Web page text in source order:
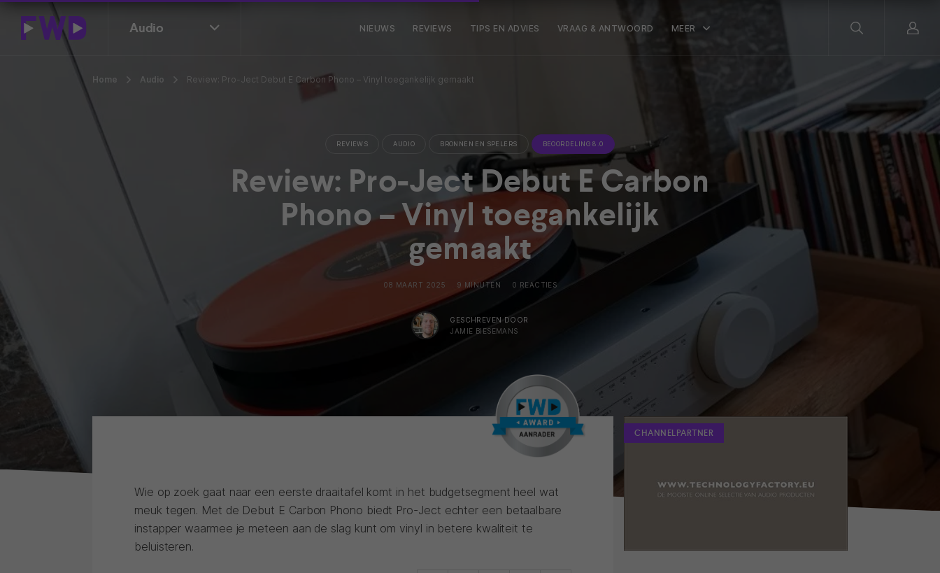
Audio NIEUWS REVIEWS TIPS EN ADVIES VRAAG & ANTWOORD MEER
Home Audio Review: Pro-Ject Debut E Carbon Phono – Vinyl toegankelijk gemaakt
REVIEWS AUDIO BRONNEN EN SPELERS BEOORDELING 8.0
Review: Pro-Ject Debut E Carbon
Phono – Vinyl toegankelijk
gemaakt
08 MAART 2025 9 MINUTEN 0 REACTIES
GESCHREVEN DOOR
JAMIE BIESEMANS
Wie op zoek gaat naar een eerste draaitafel komt in het budgetsegment heel wat
meuk tegen. Met de Debut E Carbon Phono biedt Pro-Ject echter een betaalbare
instapper waarmee je meteen aan de slag kunt om vinyl in betere kwaliteit te
beluisteren.
CHANNELPARTNER